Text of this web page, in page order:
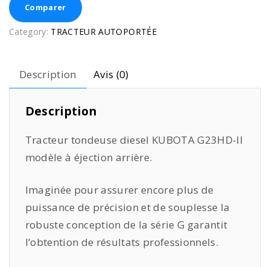
Comparer
Category: TRACTEUR AUTOPORTÉE
Description Avis (0)
Description
Tracteur tondeuse diesel KUBOTA G23HD-II
modèle à éjection arrière.
Imaginée pour assurer encore plus de
puissance de précision et de souplesse la
robuste conception de la série G garantit
l’obtention de résultats professionnels.